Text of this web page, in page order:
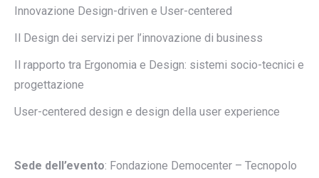
Innovazione Design-driven e User-centered
Il Design dei servizi per l’innovazione di business
Il rapporto tra Ergonomia e Design: sistemi socio-tecnici e
progettazione
User-centered design e design della user experience
Sede dell’evento: Fondazione Democenter – Tecnopolo